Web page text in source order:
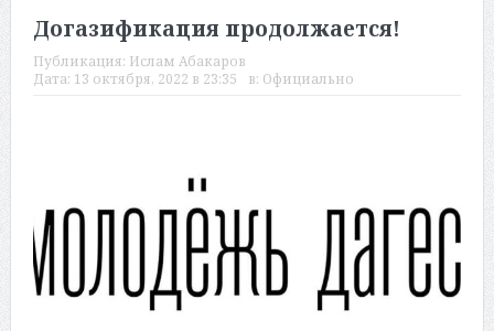
Догазификация продолжается!
Публикация: Ислам Абакаров
Дата: 13 октября, 2022 в 23:35 в: Официально